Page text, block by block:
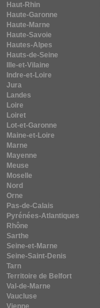
Haut-Rhin
Haute-Garonne
Haute-Marne
Haute-Savoie
Hautes-Alpes
Hauts-de-Seine
Ille-et-Vilaine
Indre-et-Loire
Jura
Landes
Loire
Loiret
Lot-et-Garonne
Maine-et-Loire
Marne
Mayenne
Meuse
Moselle
Nord
Orne
Pas-de-Calais
Pyrénées-Atlantiques
Rhône
Sarthe
Seine-et-Marne
Seine-Saint-Denis
Tarn
Territoire de Belfort
Val-de-Marne
Vaucluse